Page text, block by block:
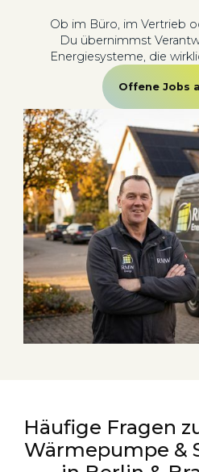
Ob im Büro, im Vertrieb
Du übernimmst
Energiesysteme, die
Offene Jobs
Häufige Fragen
Wärmepumpe &